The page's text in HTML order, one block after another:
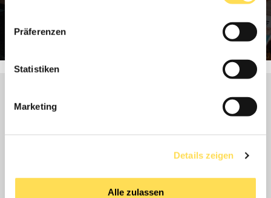
Präferenzen
Statistiken
Marketing
Details zeigen
Alle zulassen
HAT IHNEN DIESER BLOG-BEITRAG